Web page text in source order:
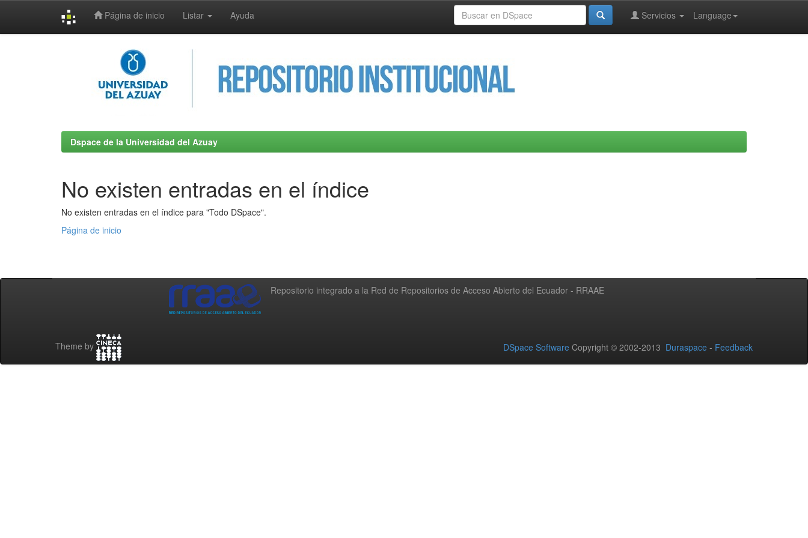
Página de inicio Listar Ayuda Language
Servicios
Dspace de la Universidad del Azuay
No existen entradas en el índice
No existen entradas en el índice para "Todo DSpace".
Página de inicio
Repositorio integrado a la Red de Repositorios de Acceso Abierto del Ecuador - RRAAE
Theme by DSpace Software Copyright © 2002-2013 Duraspace - Feedback